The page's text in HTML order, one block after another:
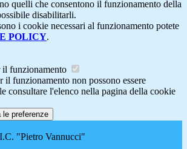
quelli che consentono il funzionamento della
disabilitarli.
i cookie necessari al funzionamento potete
POLICY.
il funzionamento
il funzionamento non possono essere
consultare l'elenco nella pagina della cookie
le preferenze
I.C. "Pietro Vannucci"